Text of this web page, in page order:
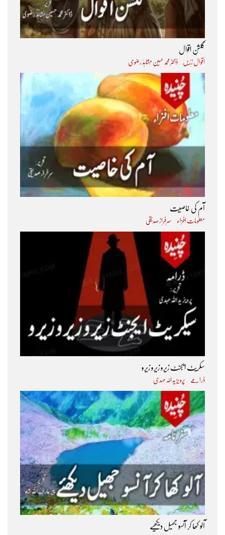
گلشنِ اقوال
اَقوال زرّیں ڈاکٹر محمد حسین مُشاہدؔ رضوی
آم کی خاصیت
معلومات افزاء سرفراز صدیقی
سکریٹ ایجنٹ زیرو زیرو زیرو
ڈرامے پرویز ید اللہ مہدی
آلو کھا کر آنسو جھیل دیکھیے